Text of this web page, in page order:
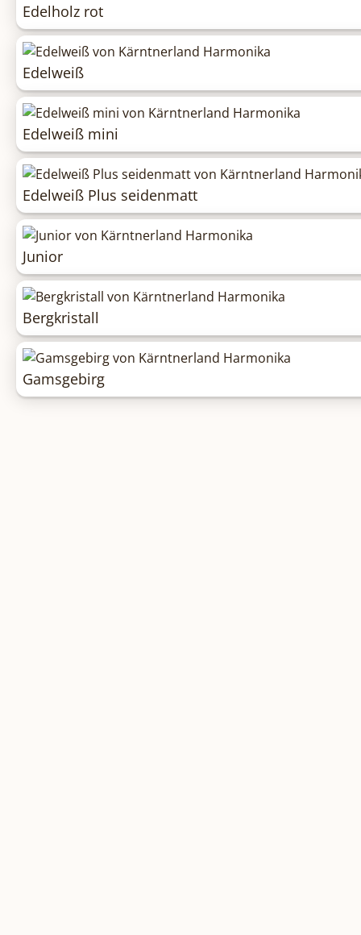
Edelholz rot
Edelweiß
Edelweiß mini
Edelweiß Plus seidenmatt
Junior
Bergkristall
Gamsgebirg